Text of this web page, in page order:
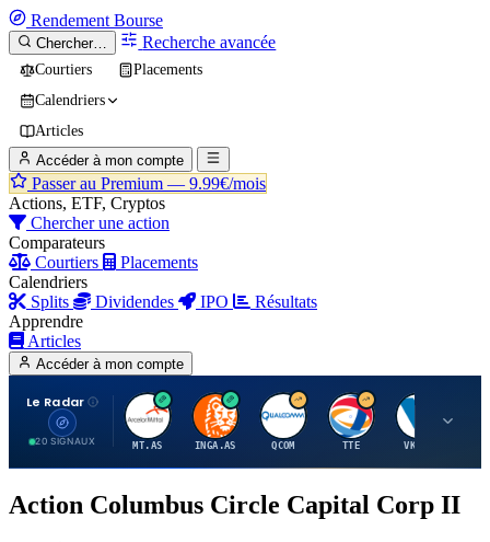
Rendement Bourse
Chercher… Recherche avancée
Courtiers
Placements
Calendriers
Articles
Accéder à mon compte
Passer au Premium — 9.99€/mois
Actions, ETF, Cryptos
Chercher une action
Comparateurs
Courtiers
Placements
Calendriers
Splits
Dividendes IPO
Résultats
Apprendre
Articles
Accéder à mon compte
Le Radar
20 SIGNAUX
A
MT.AS
I
INGA.AS
Q
QCOM
T
TTE VK.PA
Action Columbus Circle Capital Corp II